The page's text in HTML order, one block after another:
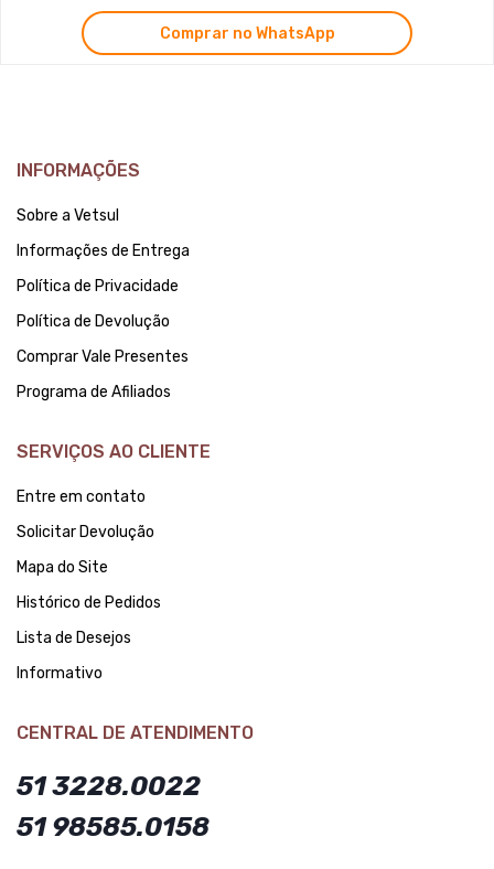
Comprar no WhatsApp
INFORMAÇÕES
Sobre a Vetsul
Informações de Entrega
Política de Privacidade
Política de Devolução
Comprar Vale Presentes
Programa de Afiliados
SERVIÇOS AO CLIENTE
Entre em contato
Solicitar Devolução
Mapa do Site
Histórico de Pedidos
Lista de Desejos
Informativo
CENTRAL DE ATENDIMENTO
51 3228.0022
51 98585.0158